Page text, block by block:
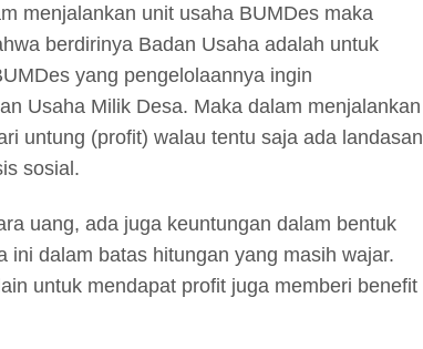
menjalankan unit usaha BUMDes maka
berdirinya Badan Usaha adalah untuk
yang pengelolaannya ingin
Usaha Milik Desa. Maka dalam menjalankan
untung (profit) walau tentu saja ada landasan
sosial.
uang, ada juga keuntungan dalam bentuk
ini dalam batas hitungan yang masih wajar.
untuk mendapat profit juga memberi benefit